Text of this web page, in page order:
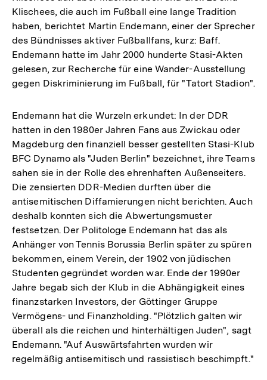
Klischees, die auch im Fußball eine lange Tradition
haben, berichtet Martin Endemann, einer der Sprecher
des Bündnisses aktiver Fußballfans, kurz: Baff.
Endemann hatte im Jahr 2000 hunderte Stasi-Akten
gelesen, zur Recherche für eine Wander-Ausstellung
gegen Diskriminierung im Fußball, für "Tatort Stadion".
Endemann hat die Wurzeln erkundet: In der DDR
hatten in den 1980er Jahren Fans aus Zwickau oder
Magdeburg den finanziell besser gestellten Stasi-Klub
BFC Dynamo als "Juden Berlin" bezeichnet, ihre Teams
sahen sie in der Rolle des ehrenhaften Außenseiters.
Die zensierten DDR-Medien durften über die
antisemitischen Diffamierungen nicht berichten. Auch
deshalb konnten sich die Abwertungsmuster
festsetzen. Der Politologe Endemann hat das als
Anhänger von Tennis Borussia Berlin später zu spüren
bekommen, einem Verein, der 1902 von jüdischen
Studenten gegründet worden war. Ende der 1990er
Jahre begab sich der Klub in die Abhängigkeit eines
finanzstarken Investors, der Göttinger Gruppe
Vermögens- und Finanzholding. "Plötzlich galten wir
überall als die reichen und hinterhältigen Juden", sagt
Endemann. "Auf Auswärtsfahrten wurden wir
regelmäßig antisemitisch und rassistisch beschimpft."